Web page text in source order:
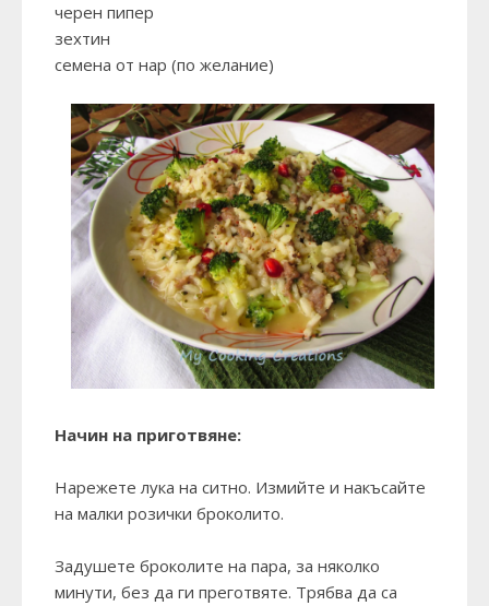
черен пипер
зехтин
семена от нар (по желание)
Начин на приготвяне:
Нарежете лука на ситно. Измийте и накъсайте
на малки розички броколито.
Задушете броколите на пара, за няколко
минути, без да ги преготвяте. Трябва да са